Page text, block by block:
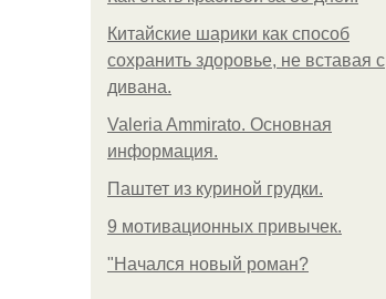
Китайские шарики как способ
сохранить здоровье, не вставая с
дивана.
Valeria Ammirato. Основная
информация.
Паштет из куриной грудки.
9 мотивационных привычек.
"Начался новый роман?